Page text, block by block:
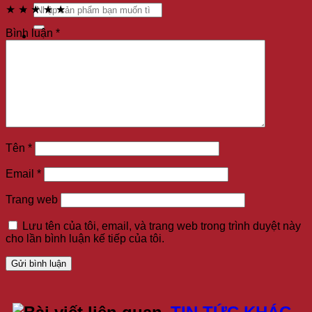
★ ★ ★ ★ ★
Bình luận *
Tên *
Email *
Trang web
Lưu tên của tôi, email, và trang web trong trình duyệt này
cho lần bình luận kế tiếp của tôi.